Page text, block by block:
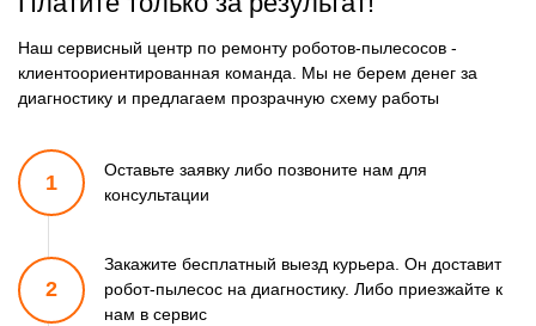
Наш сервисный центр по ремонту роботов-пылесосов -
клиентоориентированная команда. Мы не берем денег за
диагностику и предлагаем прозрачную схему работы
1
Оставьте заявку либо позвоните нам для
консультации
2
Закажите бесплатный выезд курьера. Он доставит
робот-пылесос на диагностику. Либо приезжайте к
нам в сервис